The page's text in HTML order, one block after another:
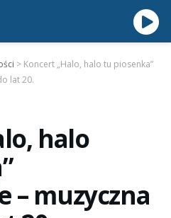
> Koncert „Halo, halo tu piosenka”
lat 20.
halo
– muzyczna